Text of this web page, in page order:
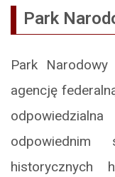
Park
Park
agencję